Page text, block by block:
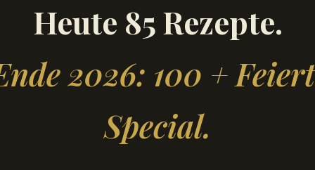
Heute 85 Rezepte.
2026: 100 +
Special.